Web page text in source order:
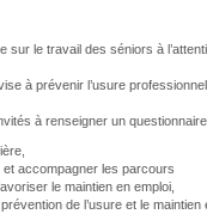
sur le travail des séniors à
à prévenir l’usure
à renseigner un
accompagner les parcours
le maintien en emploi,
de l’usure et le